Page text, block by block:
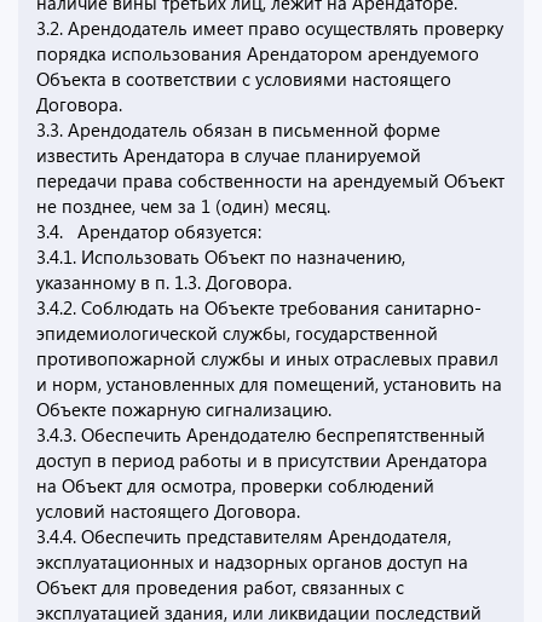
3.2. Арендодатель имеет право осуществлять проверку
порядка использования Арендатором арендуемого
Объекта в соответствии с условиями настоящего
Договора.
3.3. Арендодатель обязан в письменной форме
известить Арендатора в случае планируемой
передачи права собственности на арендуемый Объект
не позднее, чем за 1 (один) месяц.
3.4. Арендатор обязуется:
3.4.1. Использовать Объект по назначению,
указанному в п. 1.3. Договора.
3.4.2. Соблюдать на Объекте требования санитарно-
эпидемиологической службы, государственной
противопожарной службы и иных отраслевых правил
и норм, установленных для помещений, установить на
Объекте пожарную сигнализацию.
3.4.3. Обеспечить Арендодателю беспрепятственный
доступ в период работы и в присутствии Арендатора
на Объект для осмотра, проверки соблюдений
условий настоящего Договора.
3.4.4. Обеспечить представителям Арендодателя,
эксплуатационных и надзорных органов доступ на
Объект для проведения работ, связанных с
эксплуатацией здания, или ликвидации последствий